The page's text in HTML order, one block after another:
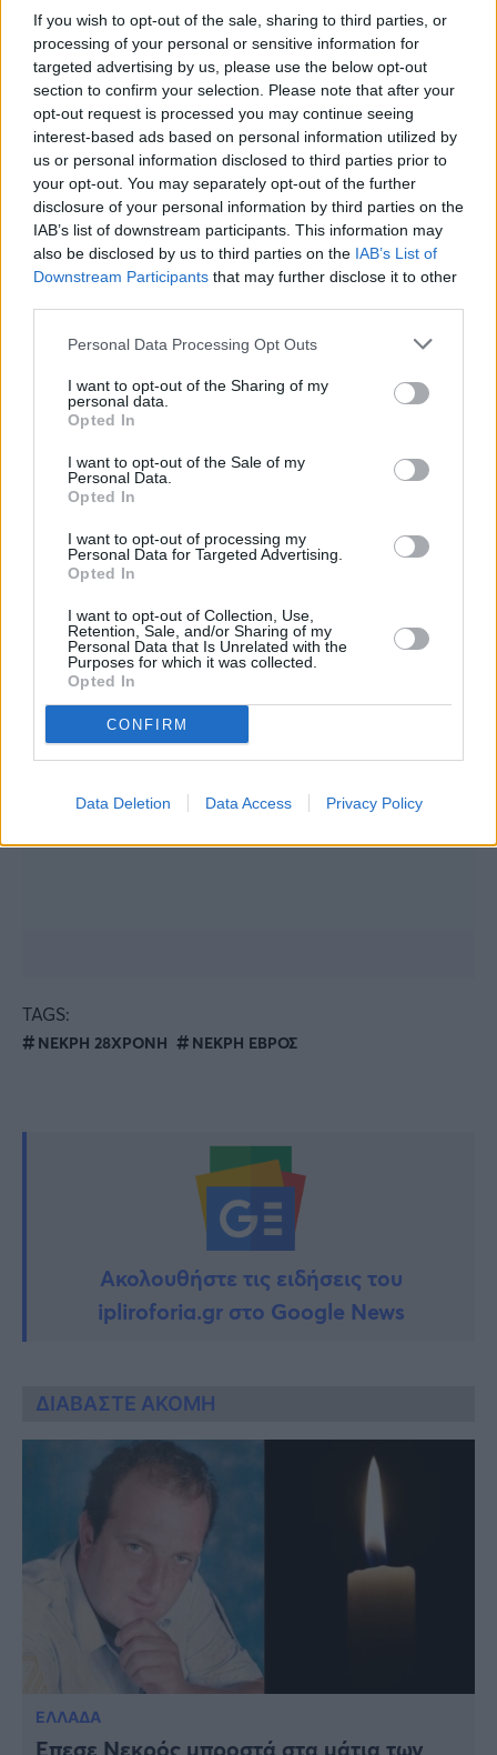
If you wish to opt-out of the sale, sharing to third parties, or
processing of your personal or sensitive information for
targeted advertising by us, please use the below opt-out
section to confirm your selection. Please note that after your
opt-out request is processed you may continue seeing
interest-based ads based on personal information utilized by
us or personal information disclosed to third parties prior to
your opt-out. You may separately opt-out of the further
disclosure of your personal information by third parties on the
IAB’s list of downstream participants. This information may
also be disclosed by us to third parties on the IAB’s List of
Downstream Participants that may further disclose it to other
Personal Data Processing Opt Outs
I want to opt-out of the Sharing of my
personal data.
Opted In
I want to opt-out of the Sale of my
Personal Data.
Opted In
I want to opt-out of processing my
Personal Data for Targeted Advertising.
Opted In
I want to opt-out of Collection, Use,
Retention, Sale, and/or Sharing of my
Personal Data that Is Unrelated with the
Purposes for which it was collected.
Opted In
CONFIRM
Data Deletion Data Access Privacy Policy
Αλεξανδρούπολης, αλλά και ο ιατροδικαστής
Παύλος Παυλίδης, που έκανε μία πρώτη
εκτίμηση εξετάζοντας το άψυχο κορμί της
κοπέλας.
Στην συνέχεια θα γίνει νεκροψία-νεκροτομή
στο Πανεπιστημιακό Νοσοκομείο
Αλεξανδρούπολης, για να διαπιστωθούν τα
ακριβή αίτια του θανάτου.
TAGS:
ΝΕΚΡΗ 28ΧΡΟΝΗ ΝΕΚΡΗ ΕΒΡΟΣ
Ακολουθήστε τις ειδήσεις του
ipliroforia.gr στο Google News
ΔΙΑΒΑΣΤΕ ΑΚΟΜΗ
ΕΛΛΑΔΑ
Έπεσε Νεκρός μπροστά στα μάτια των